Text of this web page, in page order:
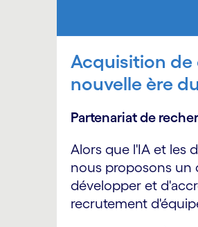
Acquisition de
nouvelle ère
Partenariat de
Alors que l'IA et les
nous proposons un
développer et
recrutement